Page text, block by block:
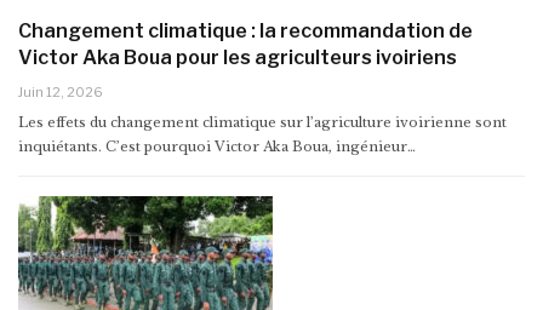
Changement climatique : la recommandation de
Victor Aka Boua pour les agriculteurs ivoiriens
Juin 12, 2026
Les effets du changement climatique sur l’agriculture ivoirienne sont
inquiétants. C’est pourquoi Victor Aka Boua, ingénieur…